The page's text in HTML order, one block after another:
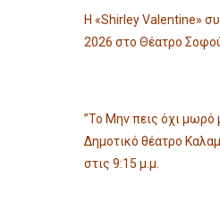
Η «Shirley Valentine»
2026 στο Θέατρο
”Το Μην πεις όχι μωρό
Δημοτικό θέατρο
στις 9:15 μ.μ.